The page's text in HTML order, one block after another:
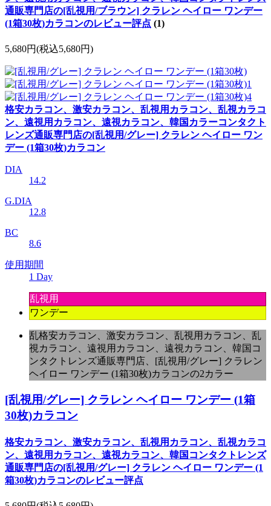
通販専門店の[乱視用/ブラウン] クラレン ヘイロー ワンデー
(1箱30枚)カラコンのレビュー評点 (1)
5,680円(税込5,680円)
格安カラコン、激安カラコン、乱視用カラコン、乱視カラコ
ン、遠視用カラコン、遠視カラコン、韓国カラーコンタクト
レンズ通販専門店の[乱視用/グレー] クラレン ヘイロー ワン
デー (1箱30枚)カラコン
DIA
14.2
G.DIA
12.8
BC
8.6
使用期間
1 Day
乱視用
ワンデー
乱格安カラコン、激安カラコン、乱視用カラコン、乱
視カラコン、遠視用カラコン、遠視カラコン、韓国コ
ンタクトレンズ通販専門店、[乱視用/グレー] クラレン
ヘイロー ワンデー (1箱30枚)カラコンの2カラー
[乱視用/グレー] クラレン ヘイロー ワンデー (1箱
30枚)カラコン
格安カラコン、激安カラコン、乱視用カラコン、乱視カラコ
ン、遠視用カラコン、遠視カラコン、韓国コンタクトレンズ
通販専門店の[乱視用/グレー] クラレン ヘイロー ワンデー (1
箱30枚)カラコンのレビュー評点